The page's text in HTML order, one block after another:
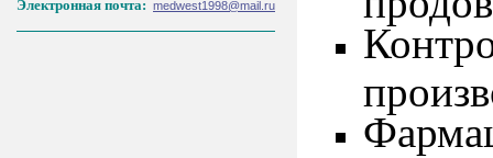
Электронная почта: medwest1998@mail.ru